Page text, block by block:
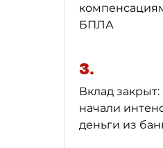
БПЛА
3.
Вклад
начали
деньги из